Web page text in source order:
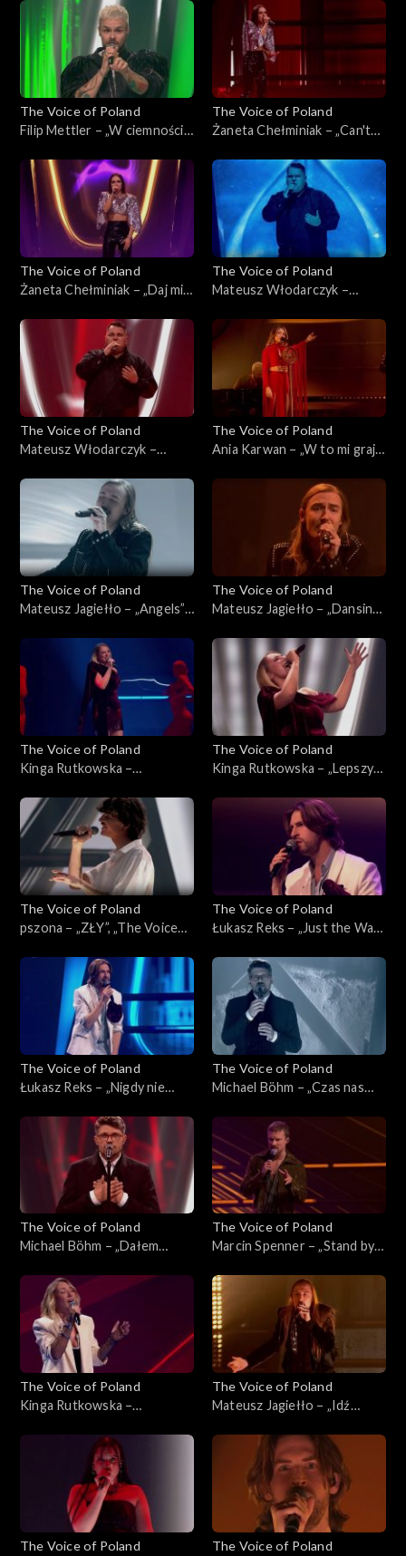
Poland”, Live 3, 22 listopada
2025
listopada 2025
The Voice of Poland
Filip Mettler – „W ciemności”,
22 listopada 2025
The Voice of Poland
Żaneta Chełminiak – „Can't
„The Voice of Poland”, Live 3,
22 listopada 2025
The Voice of Poland
Żaneta Chełminiak – „Daj mi
Poland”, Live 3, 22 listopada
2025
The Voice of Poland
Mateusz Włodarczyk –
„The Voice of Poland”, Live 3,
22 listopada 2025
The Voice of Poland
Mateusz Włodarczyk –
Poland”, Live 3, 22 listopada
The Voice of Poland
Ania Karwan – „W to mi graj”,
22 listopada 2025
The Voice of Poland
Mateusz Jagiełło – „Angels”,
22 listopada 2025
The Voice of Poland
Mateusz Jagiełło – „Dansing”,
22 listopada 2025
The Voice of Poland
Kinga Rutkowska –
Poland”, Live 3, 22 listopada
2025
The Voice of Poland
Kinga Rutkowska – „Lepszy
Live 3, 22 listopada 2025
The Voice of Poland
pszona – „ZŁY”, „The Voice
listopada 2025
The Voice of Poland
Łukasz Reks – „Just the Way
Poland”, Live 3, 22 listopada
2025
The Voice of Poland
Łukasz Reks – „Nigdy nie
Poland”, Live 3, 22 listopada
The Voice of Poland
Michael Böhm – „Czas nas
Poland”, Live 3, 22 listopada
2025
The Voice of Poland
Michael Böhm – „Dałem
Poland”, Live 3, 22 listopada
2025
The Voice of Poland
Marcin Spenner – „Stand by
Poland”, Live 2, 15 listopada
2025
The Voice of Poland
Kinga Rutkowska –
of Poland”, Live 2, 15
listopada 2025
The Voice of Poland
Mateusz Jagiełło – „Idź
Live 2, 15 listopada 2025
The Voice of Poland
The Voice of Poland